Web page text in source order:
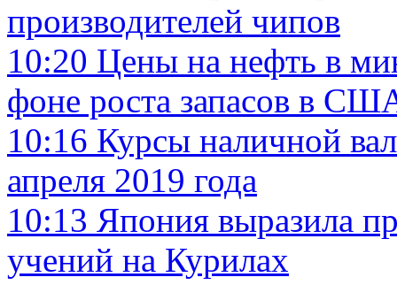
производителей чипов
10:20 Цены на нефть в
фоне роста запасов в
10:16 Курсы наличной
апреля 2019 года
10:13 Япония выразила
учений на Курилах